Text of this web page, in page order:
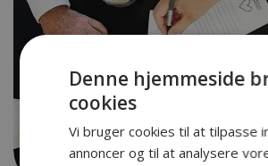
Denne hjemmeside
cookies
Vi bruger cookies til at tilpasse
annoncer og til at analysere